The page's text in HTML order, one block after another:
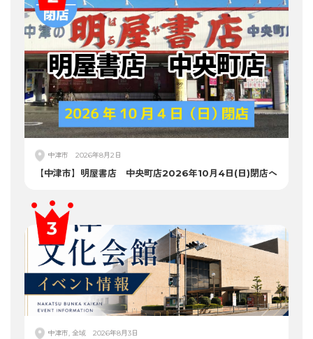
中津市 2026年8月2日
【中津市】明屋書店 中央町店2026年10月4日(日)閉店へ
中津市, 全域 2026年8月3日